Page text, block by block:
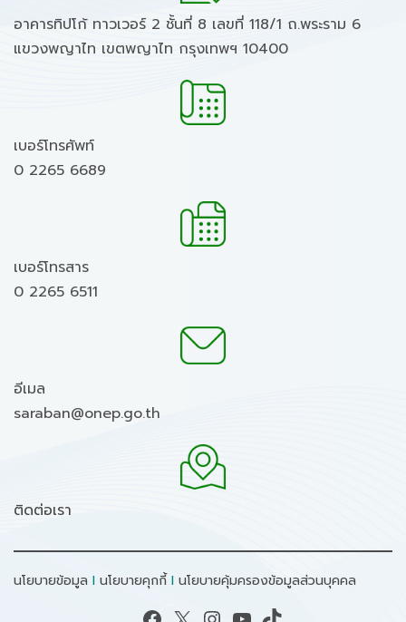
อาคารทิปโก้ ทาวเวอร์ 2 ชั้นที่ 8 เลขที่ 118/1 ถ.พระราม 6
แขวงพญาไท เขตพญาไท กรุงเทพฯ 10400
เบอร์โทรศัพท์
0 2265 6689
เบอร์โทรสาร
0 2265 6511
อีเมล
saraban@onep.go.th
ติดต่อเรา
นโยบายข้อมูล I นโยบายคุกกี้ I นโยบายคุ้มครองข้อมูลส่วนบุคคล